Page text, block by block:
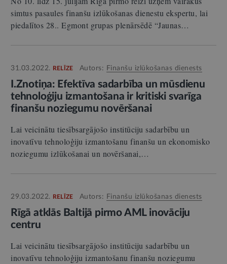
simtus pasaules finanšu izlūkošanas dienestu ekspertu, lai
piedalītos 28.. Egmont grupas plenārsēdē “Jaunas…
31.03.2022. RELĪZE Autors: Finanšu izlūkošanas dienests
I.Znotiņa: Efektīva sadarbība un mūsdienu
tehnoloģiju izmantošana ir kritiski svarīga
finanšu noziegumu novēršanai
Lai veicinātu tiesībsargājošo institūciju sadarbību un
inovatīvu tehnoloģiju izmantošanu finanšu un ekonomisko
noziegumu izlūkošanai un novēršanai,…
29.03.2022. RELĪZE Autors: Finanšu izlūkošanas dienests
Rīgā atklās Baltijā pirmo AML inovāciju
centru
Lai veicinātu tiesībsargājošo institūciju sadarbību un
inovatīvu tehnoloģiju izmantošanu finanšu noziegumu